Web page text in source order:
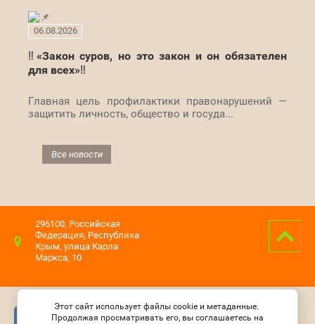
06.08.2026
‼«Закон суров, но это закон и он обязателен
для всех»‼
Главная цель профилактики правонарушений —
защитить личность, общество и госуда...
Все новости
296100, Российская
Федерация, Республика
Крым, улица Карла
Маркса, 10
Этот сайт использует файлы cookie и метаданные.
Продолжая просматривать его, вы соглашаетесь на